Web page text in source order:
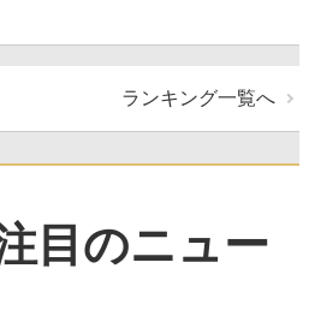
ランキング一覧へ
目のニュー